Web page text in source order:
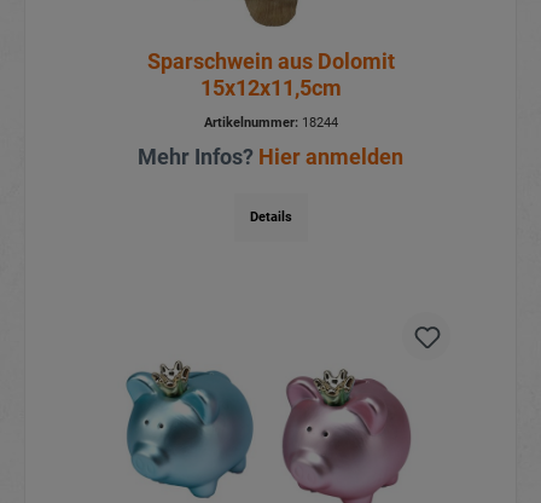
Sparschwein aus Dolomit
15x12x11,5cm
Artikelnummer:18244
Mehr Infos? Hier anmelden
Details